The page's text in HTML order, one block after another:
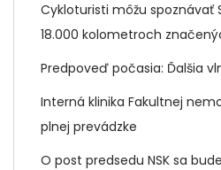
Cykloturisti môžu spoznávať
18.000 kolometroch
Predpoveď počasia: Ďalšia
Interná klinika Fakultnej
plnej prevádzke
O post predsedu NSK sa